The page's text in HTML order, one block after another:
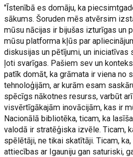
"Īstenībā es domāju, ka
sākums. Šoruden mēs atvērsim
mūsu nācijas ir bijušas izturīgas un
mūsu platforma kļūs par
diskusijas un pētījumi, un iniciatīvas
ļoti svarīgas. Pašiem sev un
patīk domāt, ka grāmata ir viena no
tehnoloģijām, ar kurām esam
spēcīgs nākotnes resurss, varbūt
visvērtīgākajām inovācijām, kas ir
Nacionālā bibliotēka, ticam, ka
valodā ir stratēģiska izvēle. Ticam,
spēlētāji, ne tikai skatītāji. Ticam,
attiecības ar Igauniju gan saturiski,